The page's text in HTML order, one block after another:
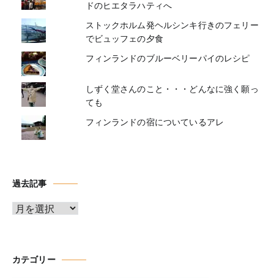
ドのヒエタラハティへ
ストックホルム発ヘルシンキ行きのフェリー
でビュッフェの夕食
フィンランドのブルーベリーパイのレシピ
しずく堂さんのこと・・・どんなに強く願っ
ても
フィンランドの宿についているアレ
過去記事
ア
ブ
カテゴリー